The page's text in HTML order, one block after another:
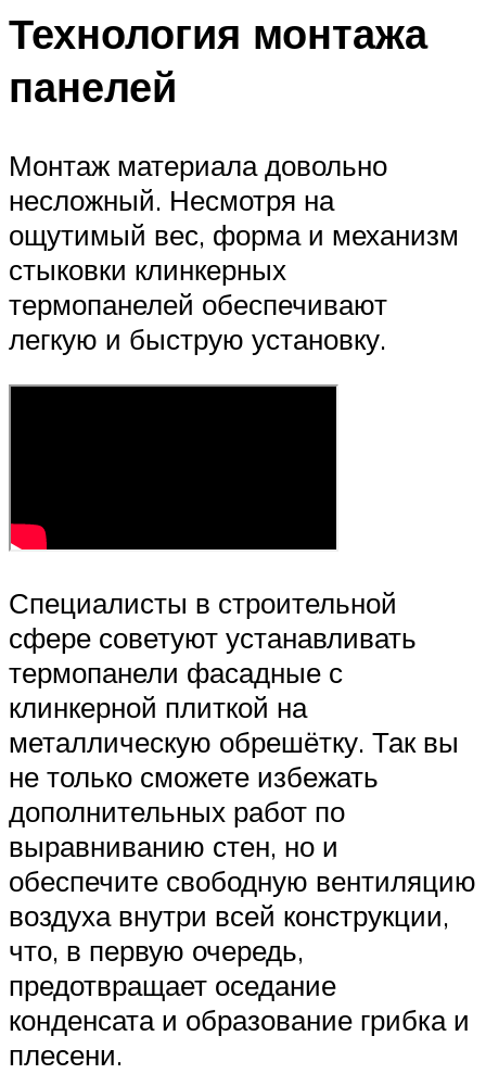
Технология монтажа
панелей
Монтаж материала довольно
несложный. Несмотря на
ощутимый вес, форма и механизм
стыковки клинкерных
термопанелей обеспечивают
легкую и быструю установку.
Специалисты в строительной
сфере советуют устанавливать
термопанели фасадные с
клинкерной плиткой на
металлическую обрешётку. Так вы
не только сможете избежать
дополнительных работ по
выравниванию стен, но и
обеспечите свободную вентиляцию
воздуха внутри всей конструкции,
что, в первую очередь,
предотвращает оседание
конденсата и образование грибка и
плесени.